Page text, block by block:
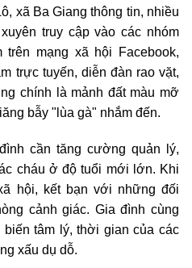
xã Ba Giang thông tin, nhiều
truy cập vào các nhóm
mạng xã hội Facebook,
trực tuyến, diễn đàn rao vặt,
chính là mảnh đất màu mỡ
bẫy "lùa gà" nhắm đến.
cần tăng cường quản lý,
cháu ở độ tuổi mới lớn. Khi
hội, kết bạn với những đối
cảnh giác. Gia đình cùng
tâm lý, thời gian của các
xấu dụ dỗ.